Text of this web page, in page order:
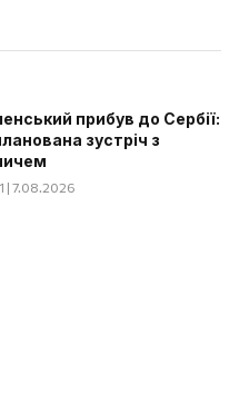
прибув до Сербії:
зустріч з
| 7.08.2026